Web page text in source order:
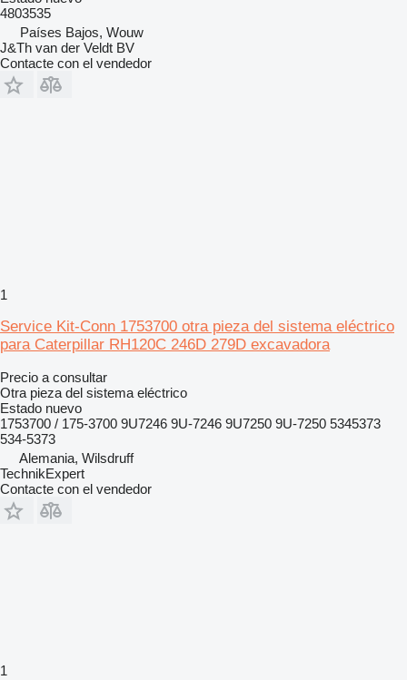
4803535
Países Bajos, Wouw
J&Th van der Veldt BV
Contacte con el vendedor
1
Service Kit-Conn 1753700 otra pieza del sistema eléctrico
para Caterpillar RH120C 246D 279D excavadora
Precio a consultar
Otra pieza del sistema eléctrico
Estado nuevo
1753700 / 175-3700 9U7246 9U-7246 9U7250 9U-7250 5345373
534-5373
Alemania, Wilsdruff
TechnikExpert
Contacte con el vendedor
1